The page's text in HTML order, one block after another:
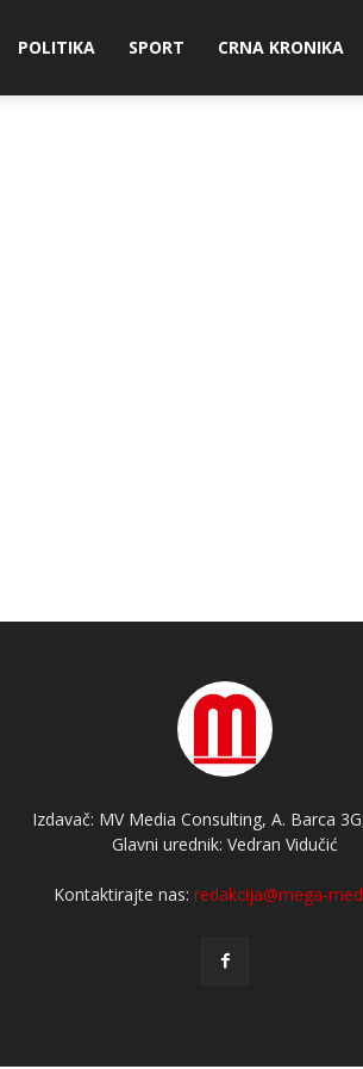
POLITIKA SPORT CRNA KRONIKA
Izdavač: MV Media Consulting, A. Barca
Glavni urednik: Vedran Vidučić
Kontaktirajte nas:redakcija@mega-